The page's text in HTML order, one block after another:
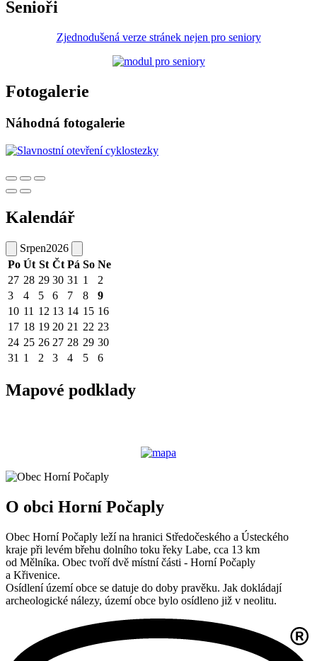
Senioři
Zjednodušená verze stránek nejen pro seniory
Fotogalerie
Náhodná fotogalerie
Kalendář
Srpen2026
Po Út St Čt Pá So Ne
27 28 29 30 31 1
2
3
4 5 6 7 8
9
10 11 12 13 14 15 16
17 18 19 20 21 22 23
24 25 26 27 28 29 30
31 1 2 3 4 5 6
Mapové podklady
O obci Horní Počaply
Obec Horní Počaply leží na hranici Středočeského a Ústeckého
kraje při levém břehu dolního toku řeky Labe, cca 13 km
od Mělníka. Obec tvoří dvě místní části - Horní Počaply
a Křivenice.
Osídlení území obce se datuje do doby pravěku. Jak dokládají
archeologické nálezy, území obce bylo osídleno již v neolitu.